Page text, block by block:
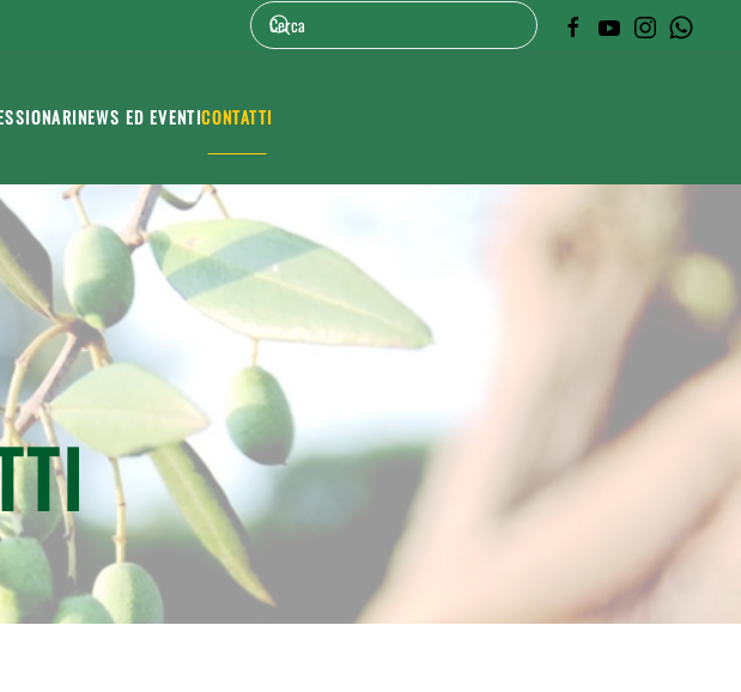
NEWS ED EVENTICONTATTI